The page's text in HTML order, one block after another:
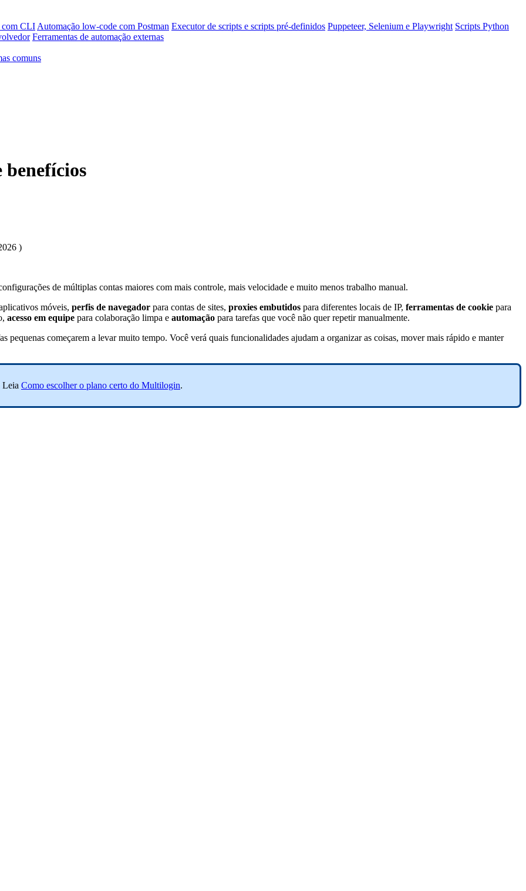
com CLI Automação low-code com Postman Executor de scripts e scripts pré-definidos Puppeteer, Selenium e Playwright Scripts Python
Ferramentas de automação externas
comuns
)
de múltiplas contas maiores com mais controle, mais velocidade e muito menos trabalho manual.
móveis, perfis de navegador para contas de sites, proxies embutidos para diferentes locais de IP, ferramentas de cookie para
acesso em equipe para colaboração limpa e automação para tarefas que você não quer repetir manualmente.
pequenas começarem a levar muito tempo. Você verá quais funcionalidades ajudam a organizar as coisas, mover mais rápido e manter
Leia Como escolher o plano certo do Multilogin.